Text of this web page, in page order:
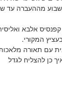
מההעברה עד
קפנסיס אלבא
המקורי.
עם תאורה
כן להצליח לגדל